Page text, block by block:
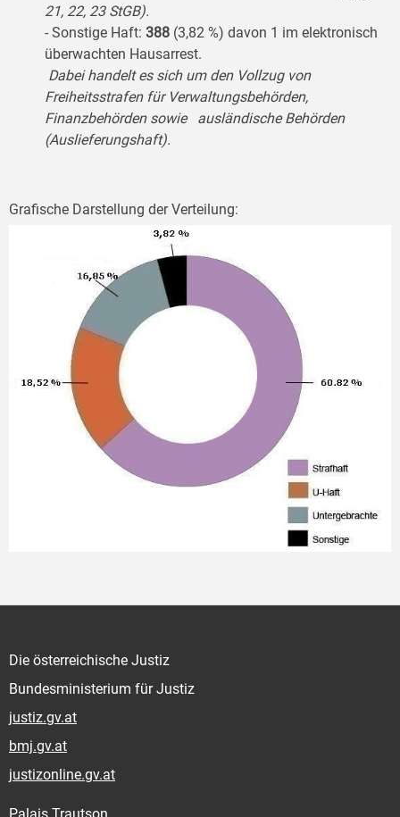
21, 22, 23 StGB).
- Sonstige Haft: 388 (3,82 %) davon 1 im elektronisch
überwachten Hausarrest.
Dabei handelt es sich um den Vollzug von
Freiheitsstrafen für Verwaltungsbehörden,
Finanzbehörden sowie ausländische Behörden
(Auslieferungshaft).
Grafische Darstellung der Verteilung:
Die österreichische Justiz
Bundesministerium für Justiz
justiz.gv.at
bmj.gv.at
justizonline.gv.at